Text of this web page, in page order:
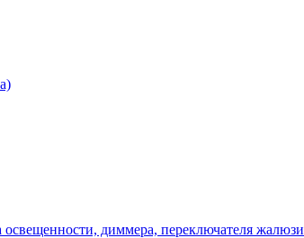
диммера, переключателя жалюзи